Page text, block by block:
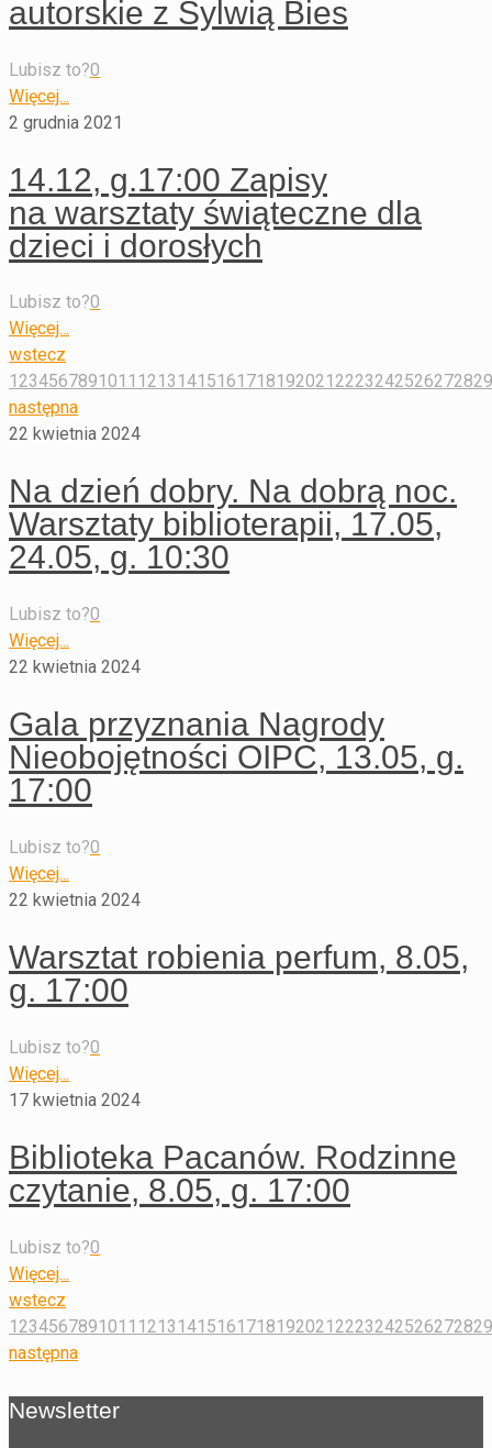
autorskie z Sylwią Bies
Lubisz to?0
Więcej...
2 grudnia 2021
14.12, g.17:00 Zapisy
na warsztaty świąteczne dla
dzieci i dorosłych
Lubisz to?0
Więcej...
wstecz
1 234567891011 12131415161718192021 2223242526272829
następna
22 kwietnia 2024
Na dzień dobry. Na dobrą noc.
Warsztaty biblioterapii, 17.05,
24.05, g. 10:30
Lubisz to?0
Więcej...
22 kwietnia 2024
Gala przyznania Nagrody
Nieobojętności OIPC, 13.05, g.
17:00
Lubisz to?0
Więcej...
22 kwietnia 2024
Warsztat robienia perfum, 8.05,
g. 17:00
Lubisz to?0
Więcej...
17 kwietnia 2024
Biblioteka Pacanów. Rodzinne
czytanie, 8.05, g. 17:00
Lubisz to?0
Więcej...
wstecz
1 234567891011 12131415161718192021 2223242526272829
następna
Newsletter